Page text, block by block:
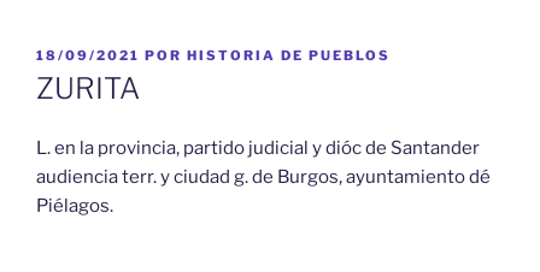
PUBLICADO
EL
18/09/2021 POR HISTORIA DE PUEBLOS
ZURITA
L. en la provincia, partido judicial y dióc de Santander
audiencia terr. y ciudad g. de Burgos, ayuntamiento dé
Piélagos.